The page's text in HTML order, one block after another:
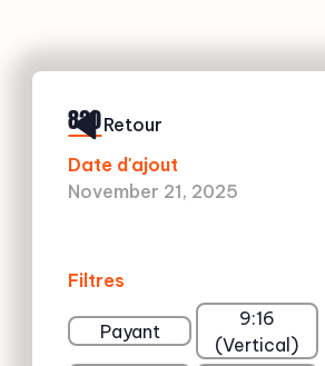
820
Date d'ajout
November 21, 2025
Filtres
Payant
9:16
(Vertical)
Retour